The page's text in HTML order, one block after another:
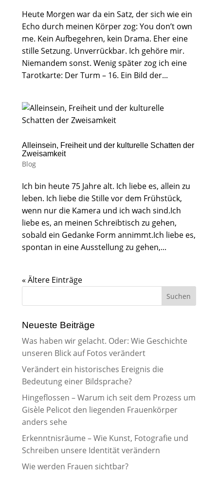
Heute Morgen war da ein Satz, der sich wie ein
Echo durch meinen Körper zog: You don’t own
me. Kein Aufbegehren, kein Drama. Eher eine
stille Setzung. Unverrückbar. Ich gehöre mir.
Niemandem sonst. Wenig später zog ich eine
Tarotkarte: Der Turm – 16. Ein Bild der...
Alleinsein, Freiheit und der kulturelle Schatten der
Zweisamkeit
Blog
Ich bin heute 75 Jahre alt. Ich liebe es, allein zu
leben. Ich liebe die Stille vor dem Frühstück,
wenn nur die Kamera und ich wach sind.Ich
liebe es, an meinen Schreibtisch zu gehen,
sobald ein Gedanke Form annimmt.Ich liebe es,
spontan in eine Ausstellung zu gehen,...
« Ältere Einträge
Neueste Beiträge
Was haben wir gelacht. Oder: Wie Geschichte
unseren Blick auf Fotos verändert
Verändert ein historisches Ereignis die
Bedeutung einer Bildsprache?
Hingeflossen – Warum ich seit dem Prozess um
Gisèle Pelicot den liegenden Frauenkörper
anders sehe
Erkenntnisräume – Wie Kunst, Fotografie und
Schreiben unsere Identität verändern
Wie werden Frauen sichtbar?